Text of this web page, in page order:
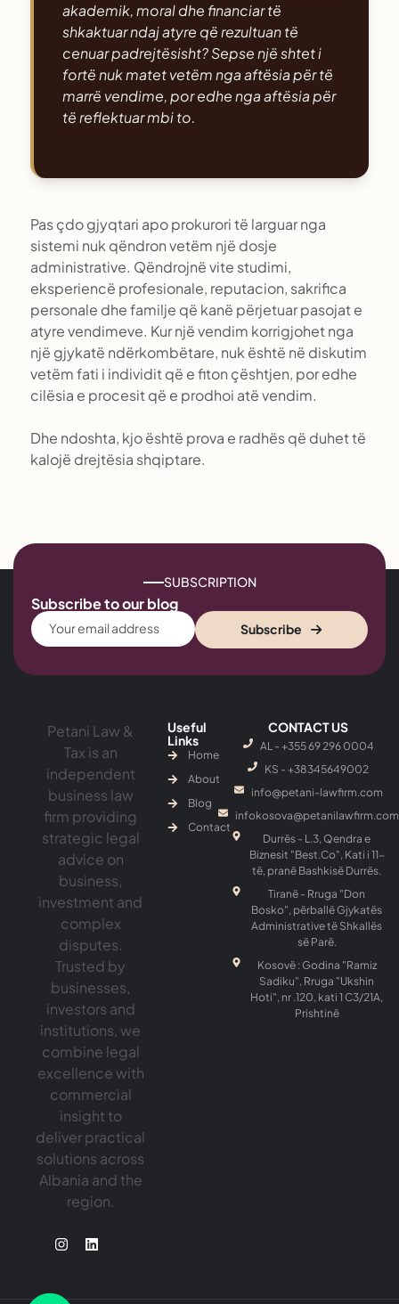
akademik, moral dhe financiar të
shkaktuar ndaj atyre që rezultuan të
cenuar padrejtësisht? Sepse një shtet i
fortë nuk matet vetëm nga aftësia për të
marrë vendime, por edhe nga aftësia për
të reflektuar mbi to.
Pas çdo gjyqtari apo prokurori të larguar nga
sistemi nuk qëndron vetëm një dosje
administrative. Qëndrojnë vite studimi,
eksperiencë profesionale, reputacion, sakrifica
personale dhe familje që kanë përjetuar pasojat e
atyre vendimeve. Kur një vendim korrigjohet nga
një gjykatë ndërkombëtare, nuk është në diskutim
vetëm fati i individit që e fiton çështjen, por edhe
cilësia e procesit që e prodhoi atë vendim.
Dhe ndoshta, kjo është prova e radhës që duhet të
kalojë drejtësia shqiptare.
SUBSCRIPTION
Subscribe to our blog
Subscribe
Petani Law &
Tax is an
independent
business law
firm providing
strategic legal
advice on
business,
investment and
complex
disputes.
Trusted by
businesses,
investors and
institutions, we
combine legal
excellence with
commercial
insight to
deliver practical
solutions across
Albania and the
region.
Useful
Links
Home
About
Blog
Contact
CONTACT US
AL - +355 69 296 0004
KS - ‎+38345649002
info@petani-lawfirm.com
infokosova@petanilawfirm.com
Durrës - L.3, Qendra e
Biznesit "Best.Co", Kati i 11-
të, pranë Bashkisë Durrës.
Tiranë - Rruga "Don
Bosko", përballë Gjykatës
Administrative të Shkallës
së Parë.
Kosovë : Godina "Ramiz
Sadiku", Rruga "Ukshin
Hoti", nr .120, kati 1 C3/21A,
Prishtinë